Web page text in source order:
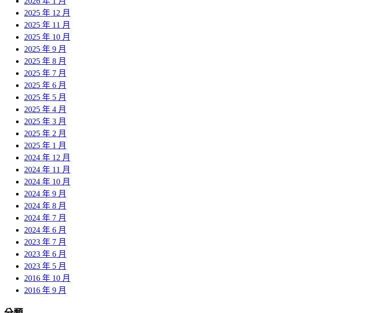
2025 年 12 月
2025 年 11 月
2025 年 10 月
2025 年 9 月
2025 年 8 月
2025 年 7 月
2025 年 6 月
2025 年 5 月
2025 年 4 月
2025 年 3 月
2025 年 2 月
2025 年 1 月
2024 年 12 月
2024 年 11 月
2024 年 10 月
2024 年 9 月
2024 年 8 月
2024 年 7 月
2024 年 6 月
2023 年 7 月
2023 年 6 月
2023 年 5 月
2016 年 10 月
2016 年 9 月